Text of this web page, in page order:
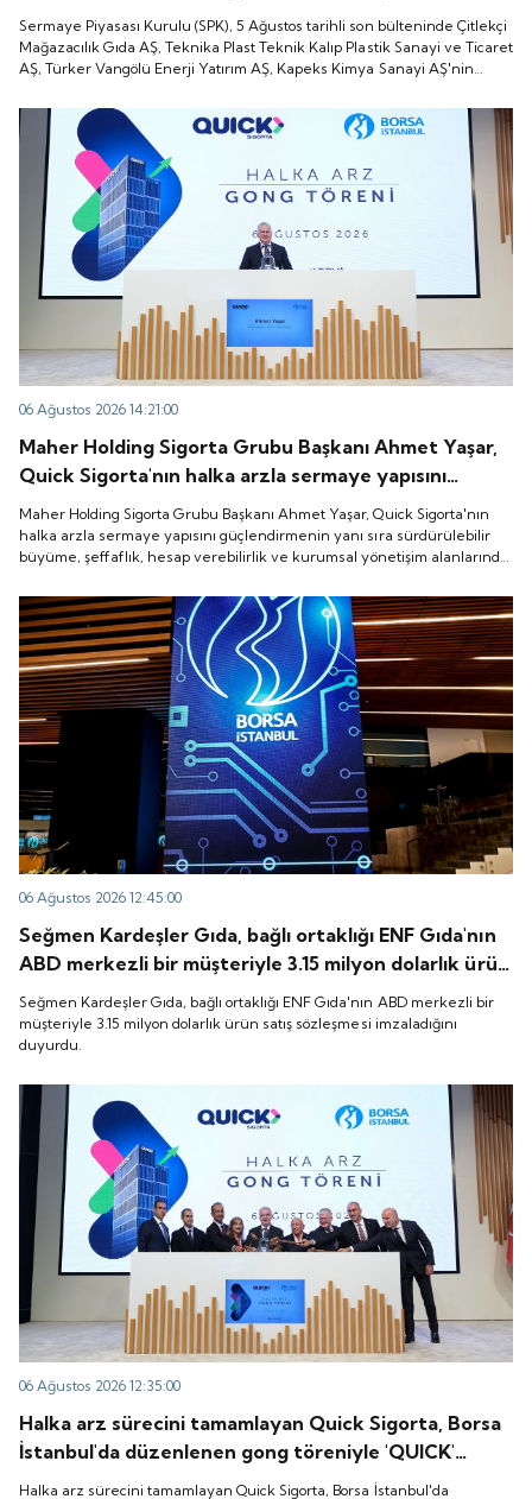
Plast Teknik Kalıp Plastik Sanayi ve Ticaret AŞ,
Türker Vangölü Enerji Yatırım AŞ, Kapeks Kimya
Sanayi AŞ'nin halka arzlarına onay verdiği duyurdu.
Sermaye Piyasası Kurulu (SPK), 5 Ağustos tarihli son bülteninde Çitlekçi
Mağazacılık Gıda AŞ, Teknika Plast Teknik Kalıp Plastik Sanayi ve Ticaret
AŞ, Türker Vangölü Enerji Yatırım AŞ, Kapeks Kimya Sanayi AŞ'nin
06 Ağustos 2026 14:21:00
Maher Holding Sigorta Grubu Başkanı Ahmet Yaşar,
Quick Sigorta'nın halka arzla sermaye yapısını
güçlendirmenin yanı sıra sürdürülebilir büyüme,
şeffaflık, hesap verebilirlik ve kurumsal yönetişim
alanlarında yeni bir döneme girdiğini belirtti.
Maher Holding Sigorta Grubu Başkanı Ahmet Yaşar, Quick Sigorta'nın
halka arzla sermaye yapısını güçlendirmenin yanı sıra sürdürülebilir
büyüme, şeffaflık, hesap verebilirlik ve kurumsal yönetişim alanlarında
06 Ağustos 2026 12:45:00
Seğmen Kardeşler Gıda, bağlı ortaklığı ENF Gıda'nın
ABD merkezli bir müşteriyle 3.15 milyon dolarlık ürün
satış sözleşmesi imzaladığını duyurdu.
Seğmen Kardeşler Gıda, bağlı ortaklığı ENF Gıda'nın ABD merkezli bir
müşteriyle 3.15 milyon dolarlık ürün satış sözleşmesi imzaladığını
duyurdu.
06 Ağustos 2026 12:35:00
Halka arz sürecini tamamlayan Quick Sigorta, Borsa
İstanbul'da düzenlenen gong töreniyle 'QUICK'
koduyla işlem görmeye başladı.
Halka arz sürecini tamamlayan Quick Sigorta, Borsa İstanbul'da